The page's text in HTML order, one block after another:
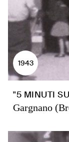
1943
"5 MINUTI
Gargnano